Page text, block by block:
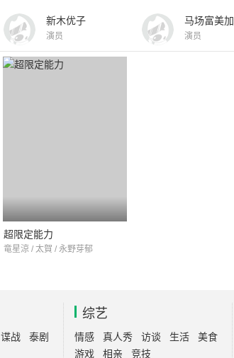
新木优子
演员
马场富美加
演员
超限定能力
竜星涼 / 太賀 / 永野芽郁
谍战
泰剧
综艺
情感 真人秀 访谈 生活
美食
游戏
相亲 竞技